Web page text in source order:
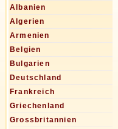
Albanien
Algerien
Armenien
Belgien
Bulgarien
Deutschland
Frankreich
Griechenland
Grossbritannien